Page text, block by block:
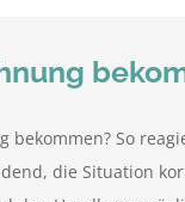
bekommen? So
die Situation